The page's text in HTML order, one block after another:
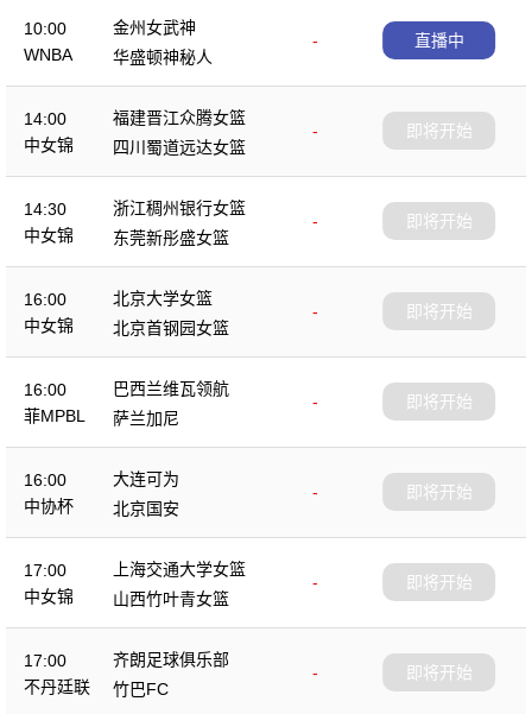
10:00
WNBA
金州女武神
-
华盛顿神秘人
直播中
14:00
中女锦
福建晋江众腾女篮
-
四川蜀道远达女篮
即将开始
14:30
中女锦
浙江稠州银行女篮
-
东莞新彤盛女篮
即将开始
16:00
中女锦
北京大学女篮
-
北京首钢园女篮
即将开始
16:00
菲MPBL
巴西兰维瓦领航
-
萨兰加尼
即将开始
16:00
中协杯
大连可为
-
北京国安
即将开始
17:00
中女锦
上海交通大学女篮
-
山西竹叶青女篮
即将开始
17:00
不丹廷联
齐朗足球俱乐部
-
竹巴FC
即将开始